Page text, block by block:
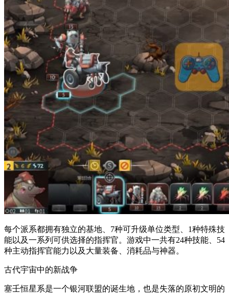
每个派系都拥有独立的基地、7种可升级单位类型、1种特殊技
能以及一系列可供选择的指挥官。游戏中一共有24种技能、54
种主动指挥官能力以及大量装备、消耗品与神器。
古代宇宙中的新战争
塞壬恒星系是一个银河联盟的诞生地，也是失落的原初文明的